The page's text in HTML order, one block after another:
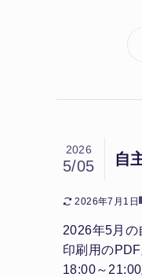
自
2026
5/05
2026年7月1日
2026年5月
印刷用の
18:00～